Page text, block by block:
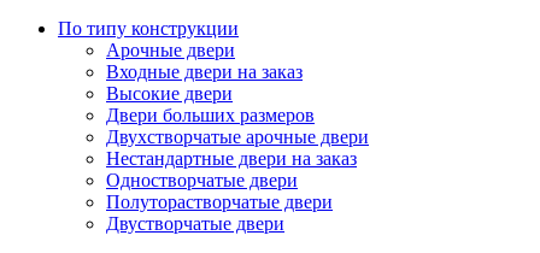
По типу конструкции
Арочные двери
Входные двери на заказ
Высокие двери
Двери больших размеров
Двухстворчатые арочные двери
Нестандартные двери на заказ
Одностворчатые двери
Полуторастворчатые двери
Двустворчатые двери